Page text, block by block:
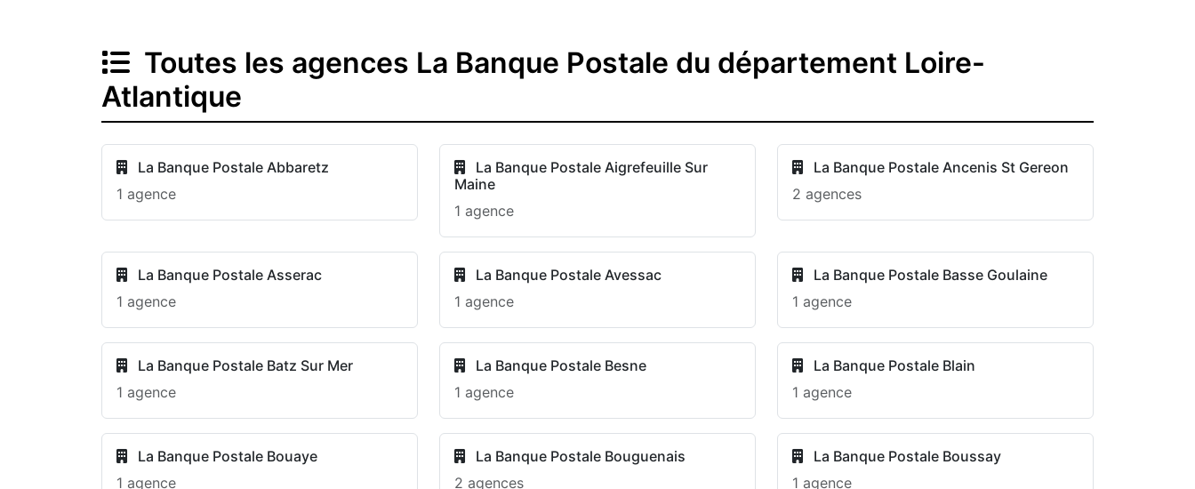
Toutes les agences La Banque Postale du département Loire-
Atlantique
La Banque Postale Abbaretz
1 agence
La Banque Postale Aigrefeuille Sur
Maine
1 agence
La Banque Postale Ancenis St Gereon
2 agences
La Banque Postale Asserac
1 agence
La Banque Postale Avessac
1 agence
La Banque Postale Basse Goulaine
1 agence
La Banque Postale Batz Sur Mer
1 agence
La Banque Postale Besne
1 agence
La Banque Postale Blain
1 agence
La Banque Postale Bouaye
1 agence
La Banque Postale Bouguenais
2 agences
La Banque Postale Boussay
1 agence